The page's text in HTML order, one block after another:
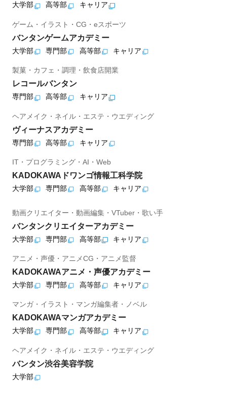
大学部 高等部 キャリア
ゲーム・イラスト・CG・eスポーツ
バンタンゲームアカデミー
大学部 専門部 高等部 キャリア
製菓・カフェ・調理・飲食店開業
レコールバンタン
専門部 高等部 キャリア
ヘアメイク・ネイル・エステ・ウエディング
ヴィーナスアカデミー
専門部 高等部 キャリア
IT・プログラミング・AI・Web
KADOKAWAドワンゴ情報工科学院
大学部 専門部 高等部 キャリア
動画クリエイター・動画編集・VTuber・歌い手
バンタンクリエイターアカデミー
大学部 専門部 高等部 キャリア
アニメ・声優・アニメCG・アニメ監督
KADOKAWAアニメ・声優アカデミー
大学部 専門部 高等部 キャリア
マンガ・イラスト・マンガ編集者・ノベル
KADOKAWAマンガアカデミー
大学部 専門部 高等部 キャリア
ヘアメイク・ネイル・エステ・ウエディング
バンタン渋谷美容学院
大学部